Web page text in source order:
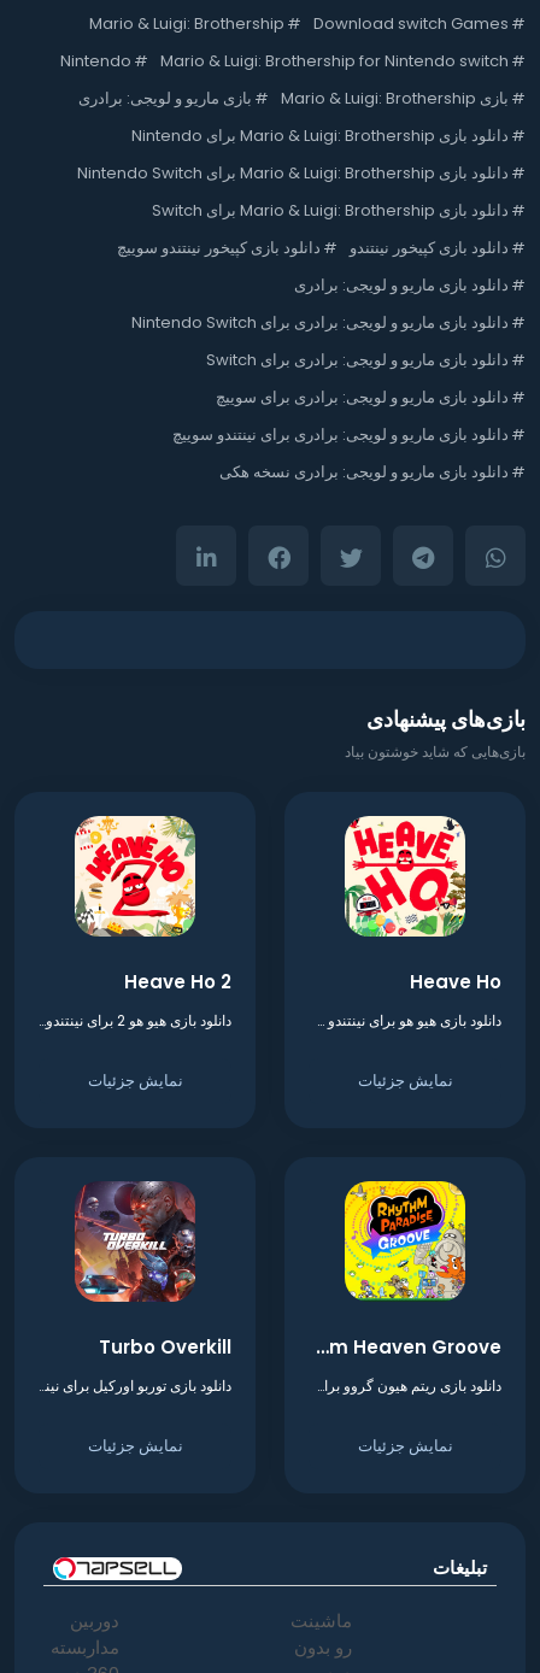
#
Download switch Games
#
Mario & Luigi: Brothership
#
Mario & Luigi: Brothership for Nintendo switch
#
Nintendo
# بازی Mario & Luigi: Brothership # بازی ماریو و لویجی: برادری
# دانلود بازی Mario & Luigi: Brothership برای Nintendo
# دانلود بازی Mario & Luigi: Brothership برای Nintendo Switch
# دانلود بازی Mario & Luigi: Brothership برای Switch
# دانلود بازی کپیخور نینتندو # دانلود بازی کپیخور نینتندو سوییچ
# دانلود بازی ماریو و لویجی: برادری
# دانلود بازی ماریو و لویجی: برادری برای Nintendo Switch
# دانلود بازی ماریو و لویجی: برادری برای Switch
# دانلود بازی ماریو و لویجی: برادری برای سوییچ
# دانلود بازی ماریو و لویجی: برادری برای نینتندو سوییچ
# دانلود بازی ماریو و لویجی: برادری نسخه هکی
بازی‌های پیشنهادی
بازی‌هایی که شاید خوشتون بیاد
Heave Ho
دانلود بازی هیو هو برای نینتندو سوییچ
نمایش جزئیات
Heave Ho 2
دانلود بازی هیو هو 2 برای نینتندو سوییچ
نمایش جزئیات
Rhythm Heaven Groove
دانلود بازی ریتم هیون گروو برای نینتندو سوییچ
نمایش جزئیات
Turbo Overkill
دانلود بازی توربو اورکیل برای نینتندو سوییچ
نمایش جزئیات
تبلیغات
ماشینت
رو بدون
دوربین
مداربسته